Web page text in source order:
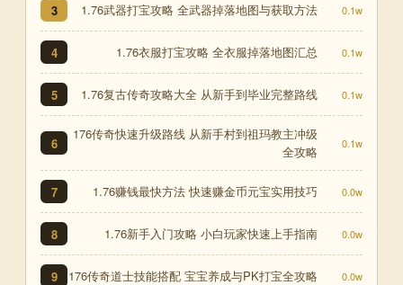
3 1.76武器打宝攻略 全武器掉落地图与获取方法 0.1w
4 1.76衣服打宝攻略 全衣服掉落地图汇总 0.1w
5 1.76复古传奇攻略大全 从新手到毕业完整路线 0.1w
6
176传奇快速升级路线 从新手村到祖玛教主冲级
全攻略
0.1w
7 1.76赚钱最快方法 快速赚金币元宝实用技巧 0.0w
8 1.76新手入门攻略 小白玩家快速上手指南 0.0w
9 176传奇道士技能搭配 宝宝养成与PK打宝全攻略 0.0w